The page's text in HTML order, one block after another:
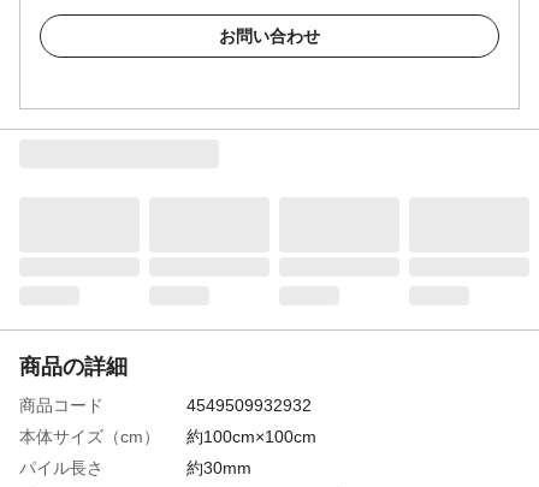
お問い合わせ
商品の詳細
商品コード
4549509932932
本体サイズ（cm）
約100cm×100cm
パイル長さ
約30mm